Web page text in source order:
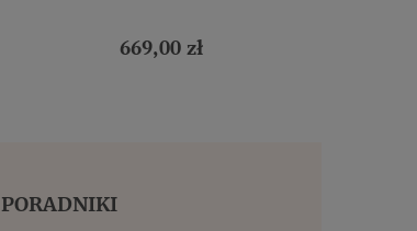
669,00 zł
PORADNIKI